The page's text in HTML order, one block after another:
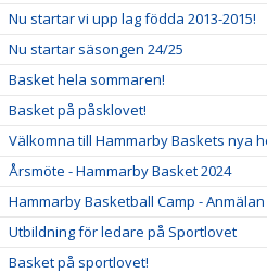
Nu startar vi upp lag födda 2013-2015!
Nu startar säsongen 24/25
Basket hela sommaren!
Basket på påsklovet!
Välkomna till Hammarby Baskets nya
Årsmöte - Hammarby Basket 2024
Hammarby Basketball Camp -
Utbildning för ledare på Sportlovet
Basket på sportlovet!